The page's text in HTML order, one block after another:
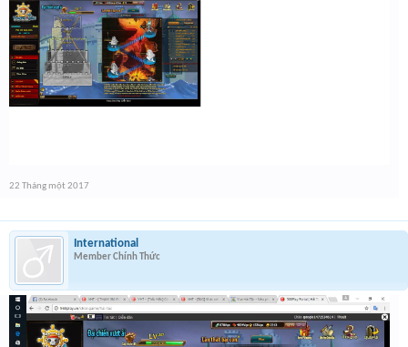
22 Tháng một 2017
International
Member Chính Thức